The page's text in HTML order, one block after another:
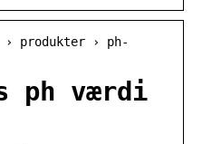
produkter › ph-
ph værdi